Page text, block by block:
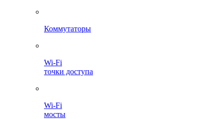
Коммутаторы
Wi-Fi
точки доступа
Wi-Fi
мосты